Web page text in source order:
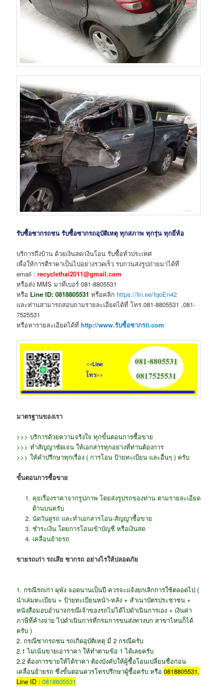
รับซื้อซากรถชน รับซื้อซากรถอุบัติเหตุ ทุกสภาพ ทุกรุ่น ทุกยี่ห้อ
บริการถึงบ้าน ด้วยเงินสด/เงินโอน รับซื้อทั่วประเทศ
เพื่อให้การตีราคาเป็นไปอย่างรวดเร็ว รบกวนส่งรูปถ่ายมาได้ที่
email :recyclethai2011@gmail.com
หรือส่ง MMS มาที่เบอร์ 081-8805531
หรือ Line ID:0818805531 หรือคลิก https://lin.ee/fqoEn42
และท่านสามารถสอบถามรายละเอียดได้ที่ โทร.081-8805531 ,081-
7525531
หรือหารายละเอียดได้ที่ http://www.รับซื้อซากรถ.com
มาตรฐานของเรา
>>> บริการด้วยความจริงใจ ทุกขั้นตอนการซื้อขาย
>>> ทำสัญญาชัดเจน ให้เอกสารทุกอย่างที่ท่านต้องการ
>>> ให้คำปรึกษาทุกเรื่อง ( การโอน ป้ายทะเบียน และอื่นๆ ) ครับ
ขั้นตอนการซื้อขาย
คุยเรื่องราคาจากรูปภาพ โดยส่งรูปรถของท่าน ตามรายละเอียด
ด้านบนครับ
นัดวันดูรถ และทำเอกสารโอน-สัญญาซื้อขาย
ชำระเงิน โดยการโอนเข้าบัญชี หรือเงินสด
เคลื่อนย้ายรถ
ขายรถเก่า รถเสีย ซากรถ อย่างไรให้ปลอดภัย
1. กรณีรถเก่า ผุพัง จอดนานเป็นปี ควรจะแจ้งยกเลิกการใช้ตลอดไป (
นำเล่มทะเบียน + ป้ายทะเบียนหน้า-หลัง + สำเนาบัตรประชาชน +
หนังสือมอบอำนาจกรณีเจ้าของรถไม่ได้ไปดำเนินการเอง + เงินค่า
ภาษีที่ค้างจ่าย ไปดำเนินการที่กรมการขนส่งทางบก สาขาไหนก็ได้
ครับ )
2. กรณีซากรถชน รถเกิดอุบัติเหตุ มี 2 กรณีครับ
2.1 ไม่เน้นขายเอาราคา ให้ทำตามข้อ 1 ได้เลยครับ
2.2 ต้องการขายให้ได้ราคา ต้องบังคับให้ผู้ซื้อโอนเปลี่ยนชื่อก่อน
เคลื่อนย้ายรถ ซึ่งขั้นตอนควรโทรปรึกษาผู้ซื้อครับ หรือ0818805531,
Line ID :0818805531